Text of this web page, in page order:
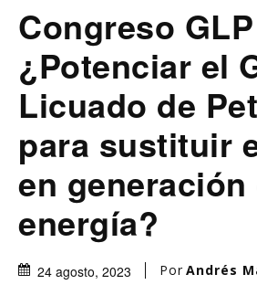
Congreso
¿Potenciar el
Licuado de
para sustituir
en generación
energía?
24 agosto, 2023 Por Andrés